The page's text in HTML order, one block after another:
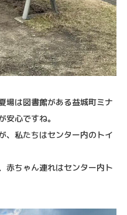
場は図書館がある益城町ミナ
心ですね。
、私たちはセンター内のトイ
赤ちゃん連れはセンター内ト